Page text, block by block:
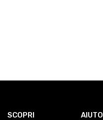
SCOPRI AIUTO